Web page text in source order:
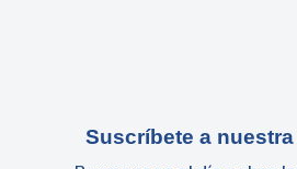
Suscríbete a